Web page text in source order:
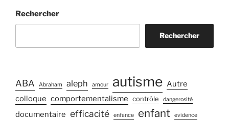
Rechercher
Rechercher
ABA Abraham aleph amour autisme Autre
colloque comportementalisme contrôle dangerosité
documentaire efficacité enfance enfant evidence